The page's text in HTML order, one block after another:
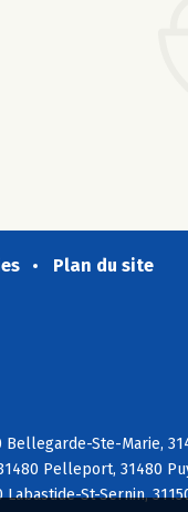
Plan du site
Bellegarde-Ste-Marie,
Pelleport, 31480
St-Sernin,